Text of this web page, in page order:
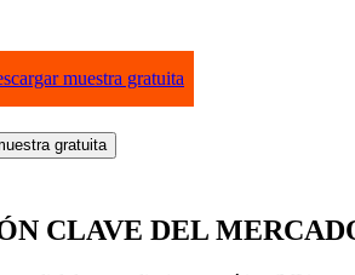
muestra gratuita
gratuita
CLAVE DEL